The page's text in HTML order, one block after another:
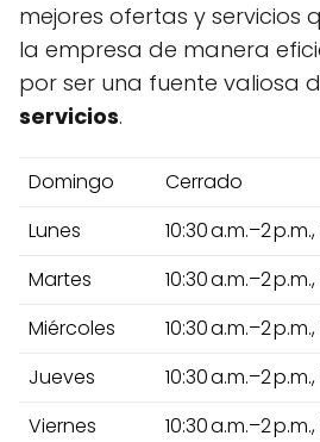
mejores ofertas y servicios
la empresa de manera
por ser una fuente valiosa
servicios.
Domingo
Cerrado
Lunes
10:30 a.m.–2
Martes
10:30 a.m.–2
Miércoles
10:30 a.m.–2
Jueves
10:30 a.m.–2
Viernes
10:30 a.m.–2